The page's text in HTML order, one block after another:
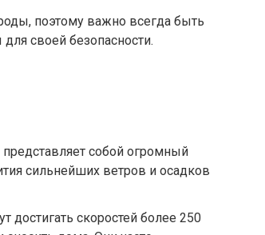
поэтому важно всегда быть
своей безопасности.
представляет собой огромный
сильнейших ветров и осадков
достигать скоростей более 250